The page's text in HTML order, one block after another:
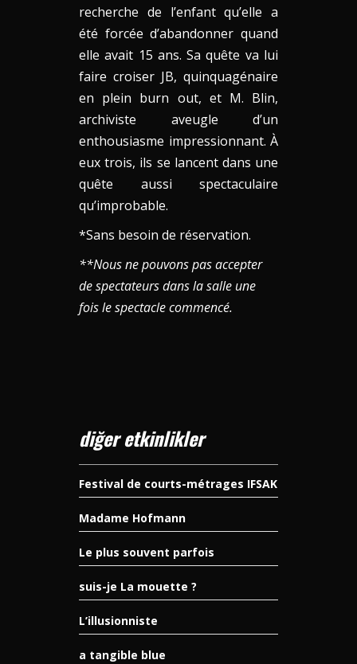
recherche de l’enfant qu’elle a
été forcée d’abandonner quand
elle avait 15 ans. Sa quête va lui
faire croiser JB, quinquagénaire
en plein burn out, et M. Blin,
archiviste aveugle d’un
enthousiasme impressionnant. À
eux trois, ils se lancent dans une
quête aussi spectaculaire
qu’improbable.
*Sans besoin de réservation.
**Nous ne pouvons pas accepter
de spectateurs dans la salle une
fois le spectacle commencé.
diğer etkinlikler
Festival de courts-métrages IFSAK
Madame Hofmann
Le plus souvent parfois
suis-je La mouette ?
L’illusionniste
a tangible blue